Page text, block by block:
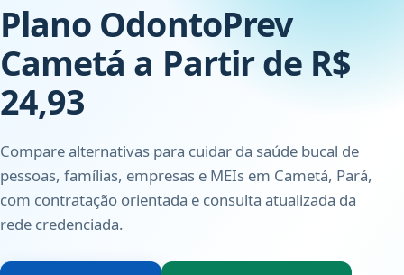
Plano OdontoPrev
Cametá a Partir de R$
24,93
Compare alternativas para cuidar da saúde bucal de
pessoas, famílias, empresas e MEIs em Cametá, Pará,
com contratação orientada e consulta atualizada da
rede credenciada.